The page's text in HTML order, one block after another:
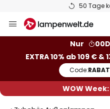
50 Tage
Inhalt
Nur
EXTRA 10% ab 109 € &
Code:
WOW Week: